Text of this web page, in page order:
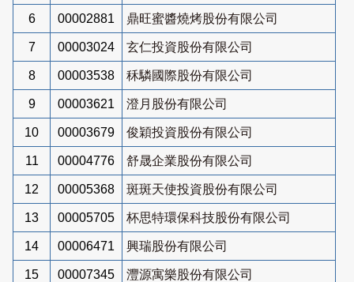
6 00002881 鼎旺蜜醬燒烤股份有限公司
7 00003024 玄仁投資股份有限公司
8 00003538 秝驎國際股份有限公司
9 00003621 澄月股份有限公司
10 00003679 俊穎投資股份有限公司
11 00004776 舒晟企業股份有限公司
12 00005368 斑斑天使投資股份有限公司
13 00005705 杯思特環保科技股份有限公司
14 00006471 興瑞股份有限公司
15 00007345 灃源寓樂股份有限公司